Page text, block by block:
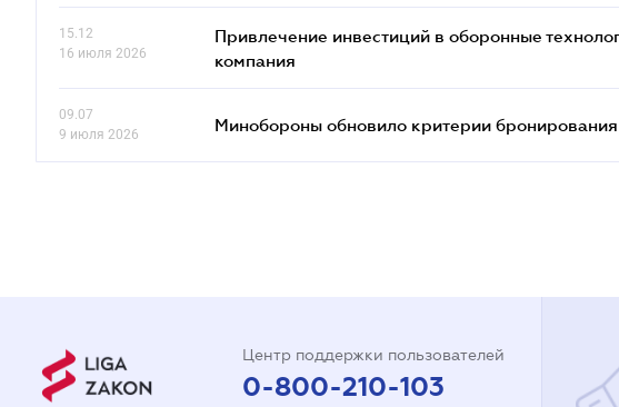
15.12
16 июля 2026
Привлечение инвестиций в оборонные
компания
09.07
9 июля 2026
Минобороны обновило критерии
Центр поддержки пользователей
0-800-210-103